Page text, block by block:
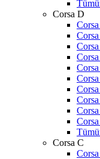
Corsa D
Corsa C